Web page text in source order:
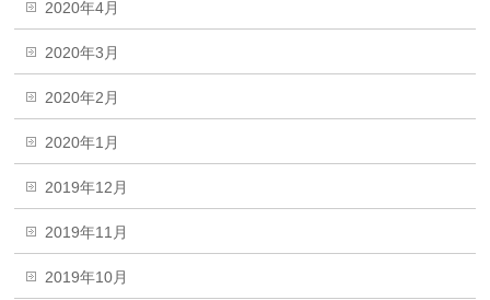
2020年4月
2020年3月
2020年2月
2020年1月
2019年12月
2019年11月
2019年10月